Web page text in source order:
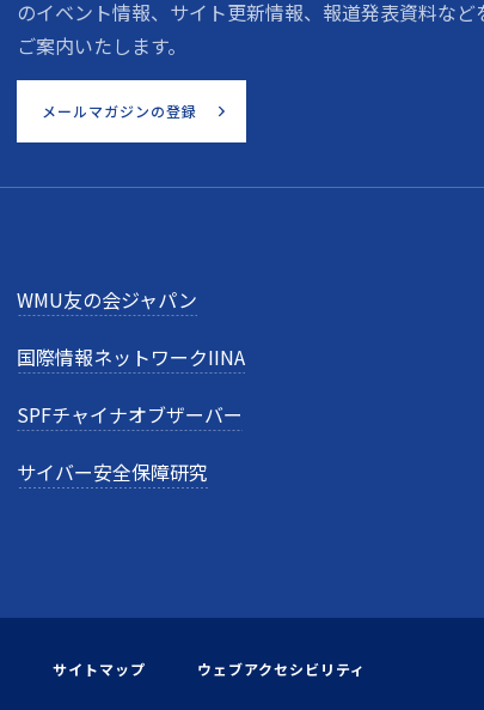
のイベント情報、サイト更新情報、報道発表資料など
ご案内いたします。
メールマガジンの登録
WMU友の会ジャパン
国際情報ネットワークIINA
SPFチャイナオブザーバー
サイバー安全保障研究
サイトマップ ウェブアクセシビリティ